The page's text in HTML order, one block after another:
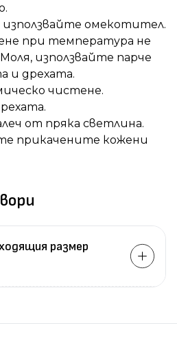
използвайте омекотител.
при температура не
използвайте парче
и дрехата.
чистене.
от пряка светлина.
прикачените кожени
размер
на талията.